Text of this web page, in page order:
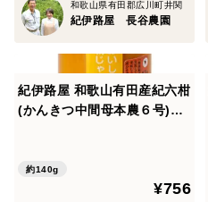
和歌山県有田郡広川町井関
紀伊路屋 長谷農園
紀伊路屋 和歌山有田産紀六柑
(かんきつ中間母本農６号)ジ
約140g
¥756